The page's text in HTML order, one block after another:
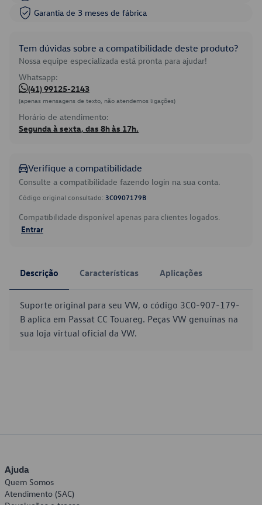
Garantia de 3 meses de fábrica
Tem dúvidas sobre a compatibilidade deste produto?
Nossa equipe especializada está pronta para ajudar!
Whatsapp:
(41) 99125-2143
(apenas mensagens de texto, não atendemos ligações)
Horário de atendimento:
Segunda à sexta, das 8h às 17h.
Verifique a compatibilidade
Consulte a compatibilidade fazendo login na sua conta.
Código original consultado: 3C0907179B
Compatibilidade disponível apenas para clientes logados.
Entrar
Descrição Características Aplicações
Suporte original para seu VW, o código 3C0-907-179-
B aplica em Passat CC Touareg. Peças VW genuínas na
sua loja virtual oficial da VW.
Ajuda
Quem Somos
Atendimento (SAC)